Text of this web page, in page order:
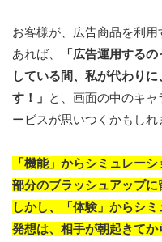
お客様が、広告商品を利
あれば、
「広告運用する
している間、私が代わり
す！」 と、画面の中のキ
ービスが思いつくかもしれ
「機能」からシミュレー
部分のブラッシュアップに
しかし、「体験」からシ
発想は、相手が朝起きて